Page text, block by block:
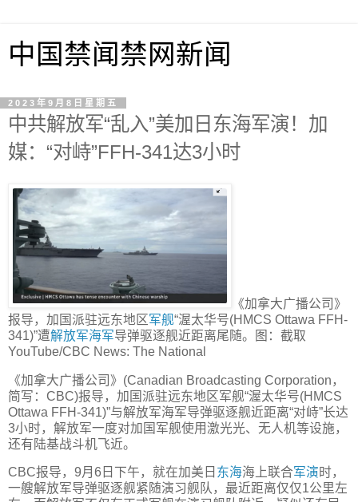
中国禁闻禁网新闻
2023年9月8日星期五
中共解放军“乱入”美加日东海军演！加
媒：“对峙”FFH-341达3小时
《加拿大广播公司》
报导，加国派驻远东地区军舰“渥太华号(HMCS Ottawa FFH-
341)”遭解放军海军导弹驱逐舰近距离尾随。图：截取
YouTube/CBC News: The National
《加拿大广播公司》(Canadian Broadcasting Corporation，
简写：CBC)报导，加国派驻远东地区军舰“渥太华号(HMCS
Ottawa FFH-341)”与解放军海军导弹驱逐舰近距离“对峙”长达
3小时，解放军一度对加国军舰使用激光光、无人机等设施，
还有陆基战斗机飞近。
CBC报导，9月6日下午，就在加美日 东海海上联合军演时，
一艘解放军导弹驱逐舰紧随演习舰队，最近距离仅仅1公里左